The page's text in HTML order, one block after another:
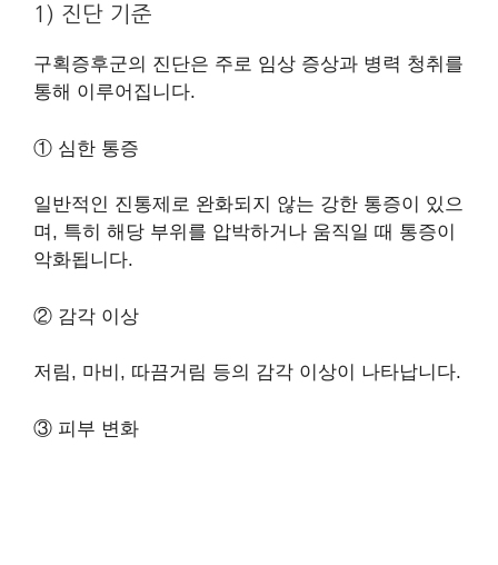
1) 진단 기준
구획증후군의 진단은 주로 임상 증상과 병력 청취를
통해 이루어집니다.
① 심한 통증
일반적인 진통제로 완화되지 않는 강한 통증이 있으
며, 특히 해당 부위를 압박하거나 움직일 때 통증이
악화됩니다.
② 감각 이상
저림, 마비, 따끔거림 등의 감각 이상이 나타납니다.
③ 피부 변화